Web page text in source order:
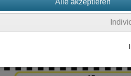
Firmenhistorie AGB